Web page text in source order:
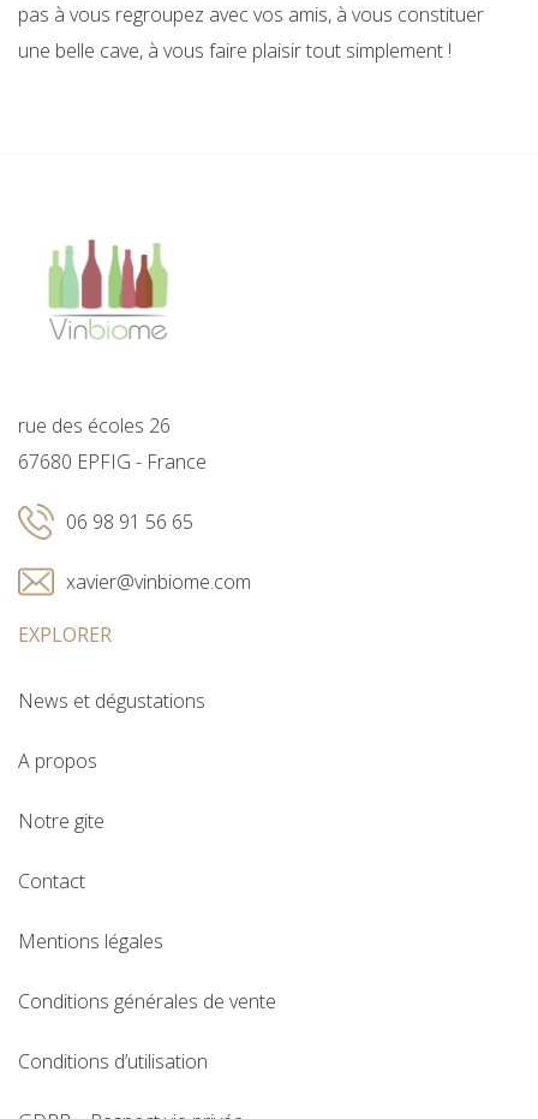
pas à vous regroupez avec vos amis, à vous constituer
une belle cave, à vous faire plaisir tout simplement !
rue des écoles 26
67680 EPFIG - France
06 98 91 56 65
xavier@vinbiome.com
EXPLORER
News et dégustations
A propos
Notre gite
Contact
Mentions légales
Conditions générales de vente
Conditions d’utilisation